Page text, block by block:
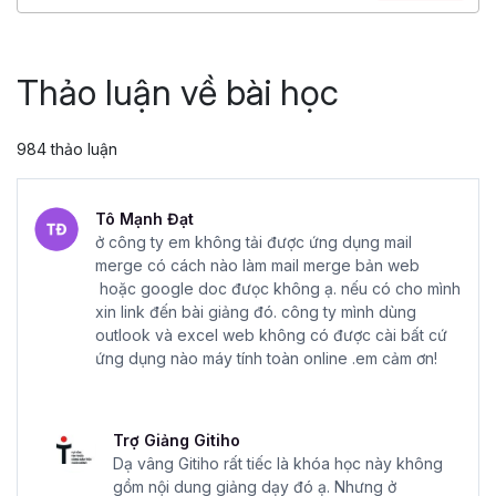
4.86
25,045
Thảo luận về bài học
984 thảo luận
Tô Mạnh Đạt
ở công ty em không tải được ứng dụng mail
merge có cách nào làm mail merge bản web
hoặc google doc đưọc không ạ. nếu có cho mình
xin link đến bài giảng đó. công ty mình dùng
outlook và excel web không có được cài bất cứ
ứng dụng nào máy tính toàn online .em cảm ơn!
Trợ Giảng Gitiho
Dạ vâng Gitiho rất tiếc là khóa học này không
gồm nội dung giảng dạy đó ạ. Nhưng ở